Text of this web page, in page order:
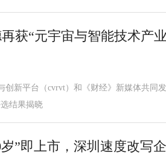
获“元宇宙与智能技术产
创新平台（cvrvt）和《财经》新媒体共同
结果揭晓
岁”即上市，深圳速度改写